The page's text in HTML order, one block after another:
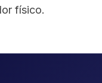
físico.